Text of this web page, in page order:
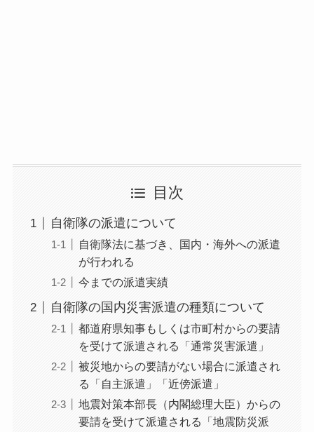
目次
自衛隊の派遣について
自衛隊法に基づき、国内・海外への派遣
が行われる
今までの派遣実績
自衛隊の国内災害派遣の種類について
都道府県知事もしくは市町村からの要請
を受けて派遣される「通常災害派遣」
被災地からの要請がない場合に派遣され
る「自主派遣」「近傍派遣」
地震対策本部長（内閣総理大臣）からの
要請を受けて派遣される「地震防災派